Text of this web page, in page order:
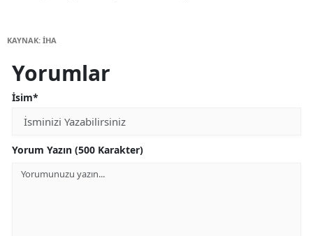
KAYNAK: İHA
Yorumlar
İsim*
Yorum Yazın (500 Karakter)